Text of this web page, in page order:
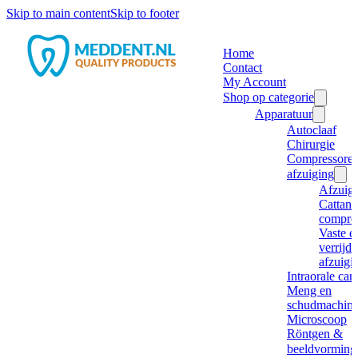
Skip to main contentSkip to footer
Home
Contact
My Account
Shop op categorie
Apparatuur
Autoclaaf
Chirurgie
afzuiging
Cattani
Vaste
Intraorale
Meng en
Microscoop
Röntgen &
beeldvorming